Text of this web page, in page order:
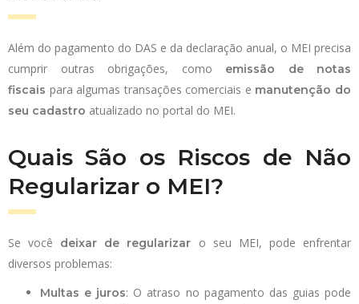
Além do pagamento do DAS e da declaração anual, o MEI precisa
cumprir outras obrigações, como emissão de notas
fiscais para algumas transações comerciais e manutenção do
seu cadastro atualizado no portal do MEI.
Quais São os Riscos de Não
Regularizar o MEI?
Se você deixar de regularizar o seu MEI, pode enfrentar
diversos problemas:
Multas e juros: O atraso no pagamento das guias pode